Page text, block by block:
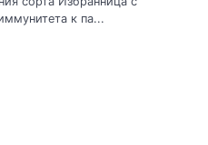
к па...